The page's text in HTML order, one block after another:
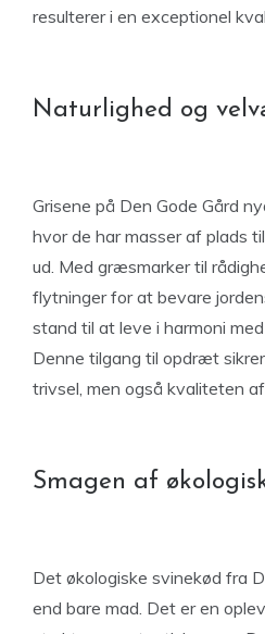
resulterer i en exceptionel
Naturlighed og
Grisene på Den Gode Gård
hvor de har masser af plads
ud. Med græsmarker til
flytninger for at bevare
stand til at leve i harmoni
Denne tilgang til opdræt
trivsel, men også kvaliteten
Smagen af
Det økologiske svinekød fra
end bare mad. Det er en